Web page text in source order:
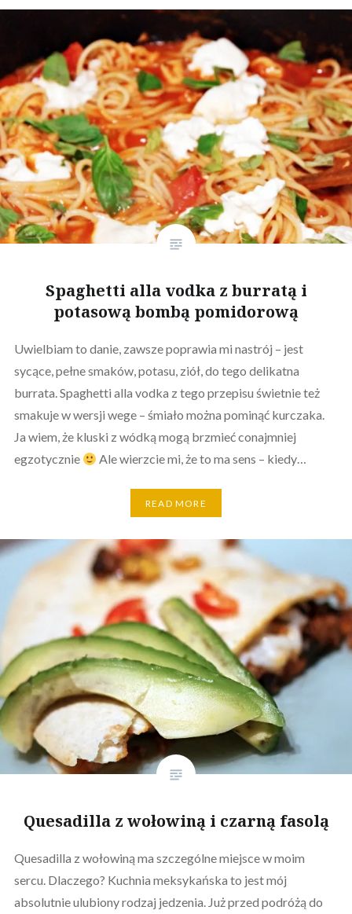
Spaghetti alla vodka z burratą i
potasową bombą pomidorową
Uwielbiam to danie, zawsze poprawia mi nastrój – jest
sycące, pełne smaków, potasu, ziół, do tego delikatna
burrata. Spaghetti alla vodka z tego przepisu świetnie też
smakuje w wersji wege – śmiało można pominąć kurczaka.
Ja wiem, że kluski z wódką mogą brzmieć conajmniej
egzotycznie
Ale wierzcie mi, że to ma sens – kiedy…
READ MORE
Quesadilla z wołowiną i czarną fasolą
Quesadilla z wołowiną ma szczególne miejsce w moim
sercu. Dlaczego? Kuchnia meksykańska to jest mój
absolutnie ulubiony rodzaj jedzenia. Już przed podróżą do